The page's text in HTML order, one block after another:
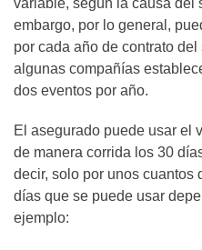
variable, según la causa del
embargo, por lo general,
por cada año de contrato
algunas compañías
dos eventos por año.
El asegurado puede usar el
de manera corrida los 30
decir, solo por unos cuantos
días que se puede usar
ejemplo: